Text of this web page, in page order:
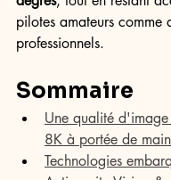
pilotes amateurs comme
professionnels.
Sommaire
Une qualité
8K à portée de main
Technologies